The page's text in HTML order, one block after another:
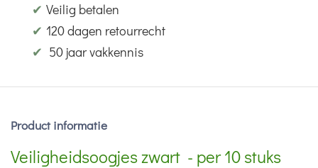
✔ Veilig betalen
✔ 120 dagen retourrecht
✔ 50 jaar vakkennis
Product informatie
Veiligheidsoogjes zwart - per 10 stuks